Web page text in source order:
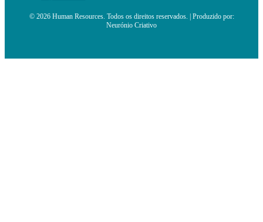
© 2026 Human Resources. Todos os direitos reservados. | Produzido por:
Neurónio Criativo